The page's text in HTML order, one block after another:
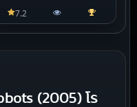
7.2
(2005) โร